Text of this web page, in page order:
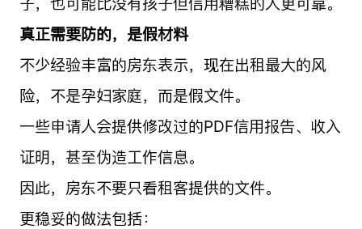
真正需要防的，是假材料
不少经验丰富的房东表示，现在出租最大的风
险，不是孕妇家庭，而是假文件。
一些申请人会提供修改过的PDF信用报告、收入
证明，甚至伪造工作信息。
因此，房东不要只看租客提供的文件。
更稳妥的做法包括：